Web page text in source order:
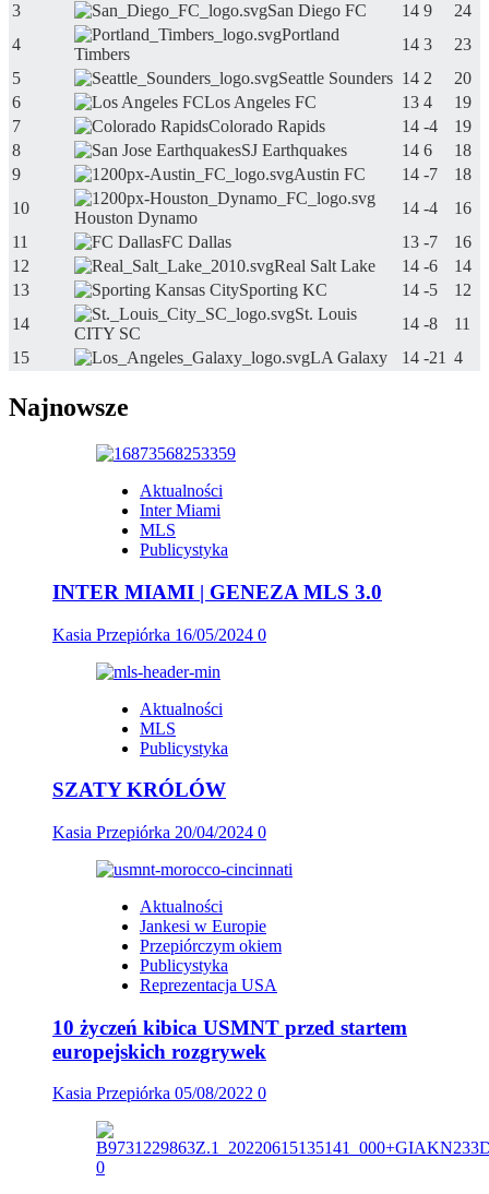
3
San Diego FC 14 9
24
4
Portland
Timbers
14 3
23
5
Seattle Sounders 14 2
20
6
Los Angeles FC 13 4
19
7
Colorado Rapids 14 -4
19
8
SJ Earthquakes 14 6
18
9
Austin FC 14 -7
18
10
Houston Dynamo
14 -4
16
11
FC Dallas 13 -7
16
12
Real Salt Lake 14 -6
14
13
Sporting KC 14 -5
12
14
St. Louis
CITY SC
14 -8
11
15
LA Galaxy 14 -21 4
Najnowsze
Aktualności
Inter Miami
MLS
Publicystyka
INTER MIAMI | GENEZA MLS 3.0
Kasia Przepiórka 16/05/2024 0
Aktualności
MLS
Publicystyka
SZATY KRÓLÓW
Kasia Przepiórka 20/04/2024 0
Aktualności
Jankesi w Europie
Przepiórczym okiem
Publicystyka
Reprezentacja USA
10 życzeń kibica USMNT przed startem
europejskich rozgrywek
Kasia Przepiórka 05/08/2022 0